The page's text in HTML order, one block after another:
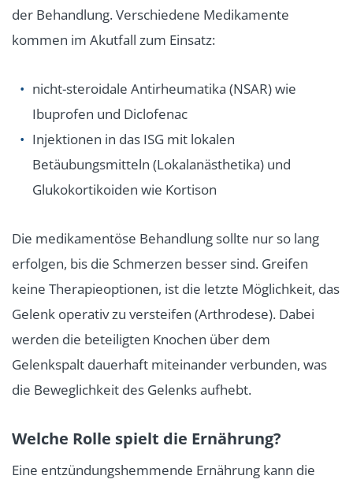
der Behandlung. Verschiedene Medikamente
kommen im Akutfall zum Einsatz:
nicht-steroidale Antirheumatika (NSAR) wie
Ibuprofen und Diclofenac
Injektionen in das ISG mit lokalen
Betäubungsmitteln (Lokalanästhetika) und
Glukokortikoiden wie Kortison
Die medikamentöse Behandlung sollte nur so lang
erfolgen, bis die Schmerzen besser sind. Greifen
keine Therapieoptionen, ist die letzte Möglichkeit, das
Gelenk operativ zu versteifen (Arthrodese). Dabei
werden die beteiligten Knochen über dem
Gelenkspalt dauerhaft miteinander verbunden, was
die Beweglichkeit des Gelenks aufhebt.
Welche Rolle spielt die Ernährung?
Eine entzündungshemmende Ernährung kann die